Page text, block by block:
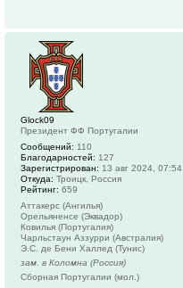
Glock09
Президент ФФ Португалии
Сообщений: 110
Благодарностей: 127
Зарегистрирован: 13 авг 2024, 07:54
Откуда: Троицк, Россия
Рейтинг: 659
Аттакерс (Ангилья)
Орельяненсе (Эквадор)
Ковилья (Португалия)
Чарльстаун Аззурри (Австралия)
Э.С. де Бени Халлед (Тунис)
зам. в Коломна (Россия)
Сборная Португалии (мол.)